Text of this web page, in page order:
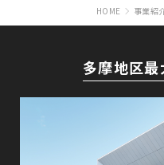
HOME 事業紹
多摩地区最